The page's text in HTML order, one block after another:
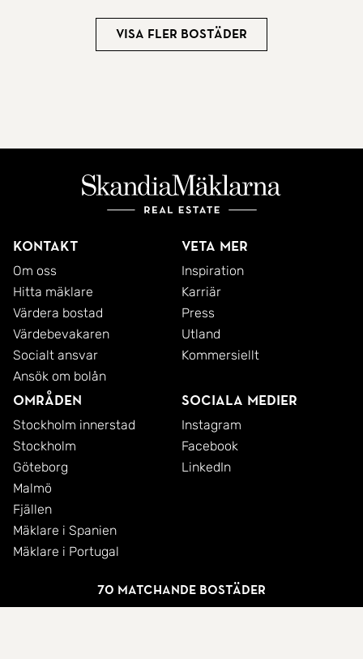
70 matchande bostäder
Visa fler bostäder
Kontakt
Om oss
Hitta mäklare
Värdera bostad
Värdebevakaren
Socialt ansvar
Ansök om bolån
Veta mer
Inspiration
Karriär
Press
Utland
Kommersiellt
Områden
Stockholm innerstad
Stockholm
Göteborg
Malmö
Fjällen
Mäklare i Spanien
Mäklare i Portugal
Sociala medier
Instagram
Facebook
LinkedIn
© 2026 SkandiaMäklarna AB